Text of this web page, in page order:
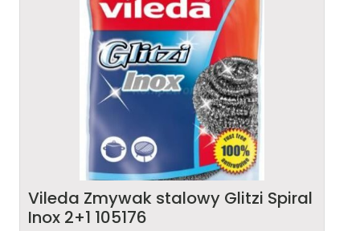
Vileda Zmywak stalowy Glitzi Spiral
Inox 2+1 105176